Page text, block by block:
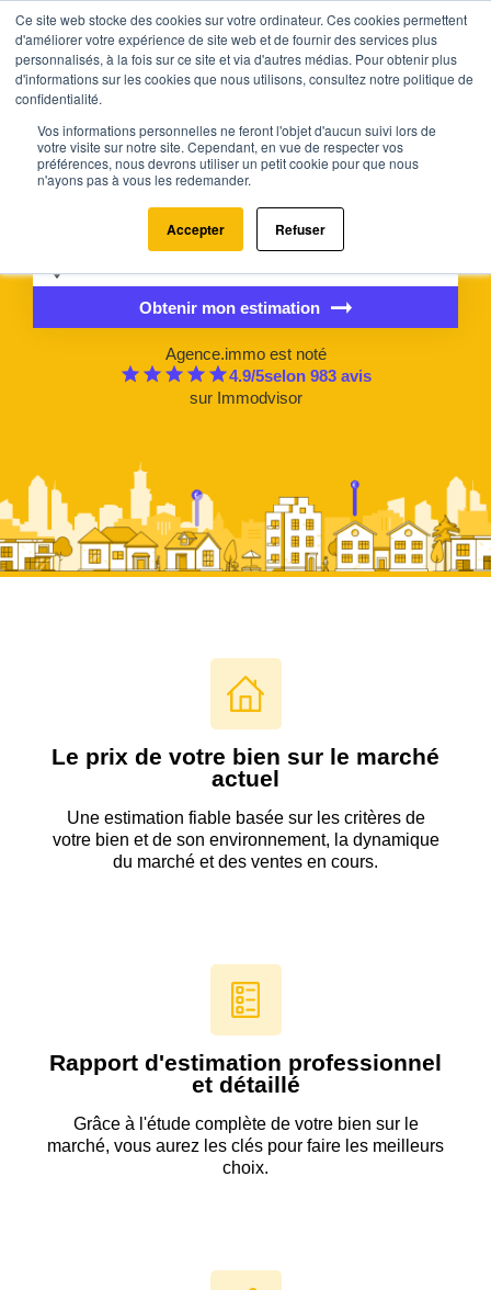
Ce site web stocke des cookies sur votre ordinateur. Ces cookies permettent
d'améliorer votre expérience de site web et de fournir des services plus
personnalisés, à la fois sur ce site et via d'autres médias. Pour obtenir plus
d'informations sur les cookies que nous utilisons, consultez notre politique de
confidentialité.
Vos informations personnelles ne feront l'objet d'aucun suivi lors de
votre visite sur notre site. Cependant, en vue de respecter vos
préférences, nous devrons utiliser un petit cookie pour que nous
n'ayons pas à vous les redemander.
Accepter Refuser
Estimez la valeur de votre bien
en 2 minutes
Recevez un rapport d’estimation précis et détaillé, construit à
comparables.
Obtenir mon estimation
Agence.immo est noté
4.9/5selon 983 avis
sur Immodvisor
Le prix de votre bien sur le marché
actuel
Une estimation fiable basée sur les critères de
votre bien et de son environnement, la dynamique
du marché et des ventes en cours.
Rapport d'estimation professionnel
et détaillé
Grâce à l'étude complète de votre bien sur le
marché, vous aurez les clés pour faire les meilleurs
choix.